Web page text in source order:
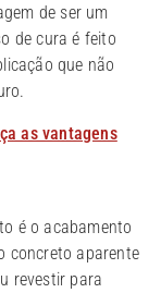
de ser um
de cura é feito
que não
as vantagens
é o acabamento
concreto aparente
revestir para